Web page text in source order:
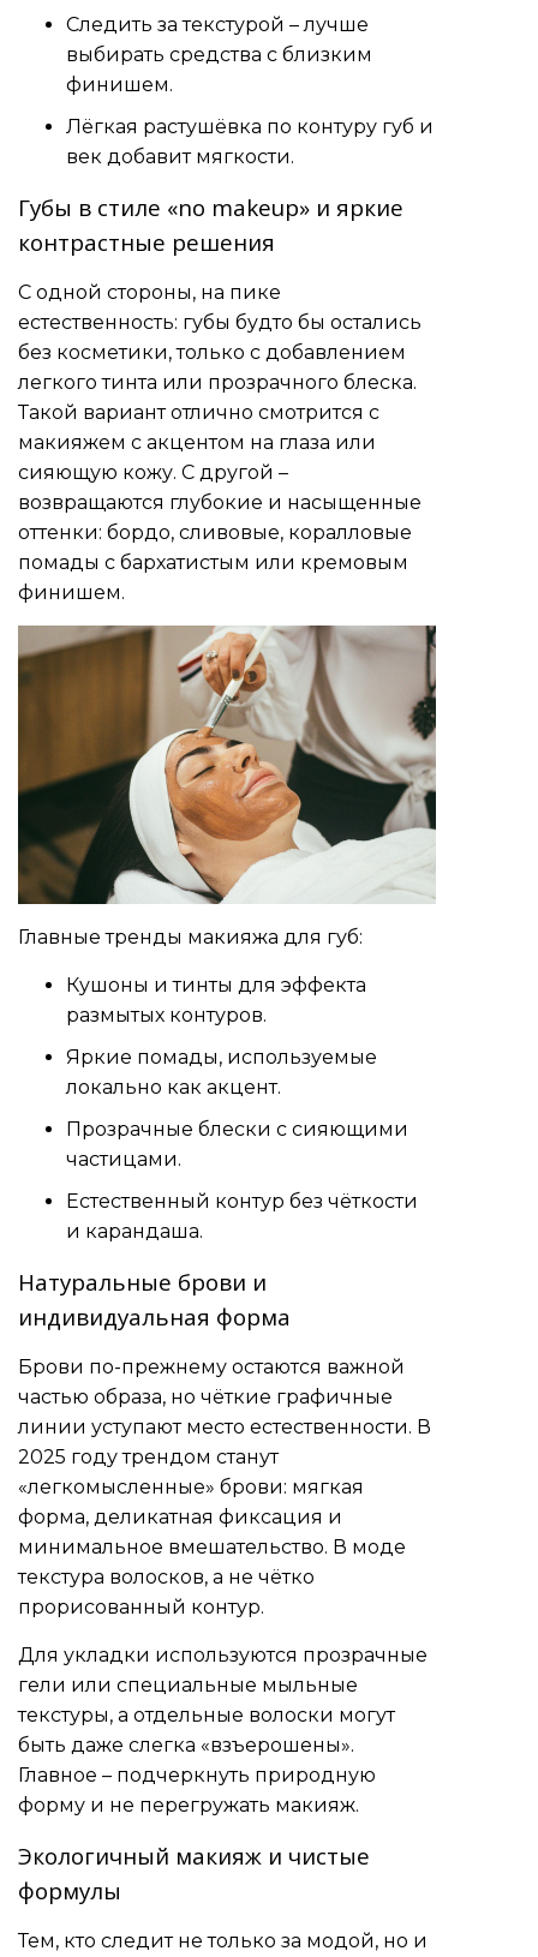
Следить за текстурой – лучше
выбирать средства с близким
финишем.
Лёгкая растушёвка по контуру губ и
век добавит мягкости.
Губы в стиле «no makeup» и яркие
контрастные решения
С одной стороны, на пике
естественность: губы будто бы остались
без косметики, только с добавлением
легкого тинта или прозрачного блеска.
Такой вариант отлично смотрится с
макияжем с акцентом на глаза или
сияющую кожу. С другой –
возвращаются глубокие и насыщенные
оттенки: бордо, сливовые, коралловые
помады с бархатистым или кремовым
финишем.
Главные тренды макияжа для губ:
Кушоны и тинты для эффекта
размытых контуров.
Яркие помады, используемые
локально как акцент.
Прозрачные блески с сияющими
частицами.
Естественный контур без чёткости
и карандаша.
Натуральные брови и
индивидуальная форма
Брови по-прежнему остаются важной
частью образа, но чёткие графичные
линии уступают место естественности. В
2025 году трендом станут
«легкомысленные» брови: мягкая
форма, деликатная фиксация и
минимальное вмешательство. В моде
текстура волосков, а не чётко
прорисованный контур.
Для укладки используются прозрачные
гели или специальные мыльные
текстуры, а отдельные волоски могут
быть даже слегка «взъерошены».
Главное – подчеркнуть природную
форму и не перегружать макияж.
Экологичный макияж и чистые
формулы
Тем, кто следит не только за модой, но и